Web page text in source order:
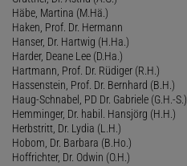
Häbe, Martina (M.Hä.)
Haken, Prof. Dr. Hermann
Hanser, Dr. Hartwig (H.Ha.)
Harder, Deane Lee (D.Ha.)
Hartmann, Prof. Dr. Rüdiger (R.H.)
Hassenstein, Prof. Dr. Bernhard (B.H.)
Haug-Schnabel, PD Dr. Gabriele (G.H.-S.)
Hemminger, Dr. habil. Hansjörg (H.H.)
Herbstritt, Dr. Lydia (L.H.)
Hobom, Dr. Barbara (B.Ho.)
Hoffrichter, Dr. Odwin (O.H.)